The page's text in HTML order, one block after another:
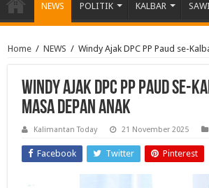
NEWS POLITIK KALBAR
Home / NEWS / Windy Ajak DPC PP Paud se-
Windy Ajak DPC PP Paud
Masa Depan Anak
Kalimantan Today 21 November 2025
Facebook Twitter Pinterest